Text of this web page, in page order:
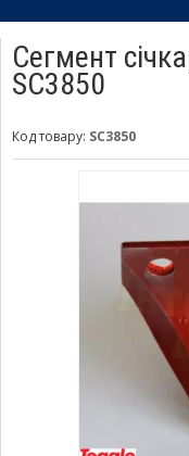
Сегмент
SC3850
Код товару: SC3850